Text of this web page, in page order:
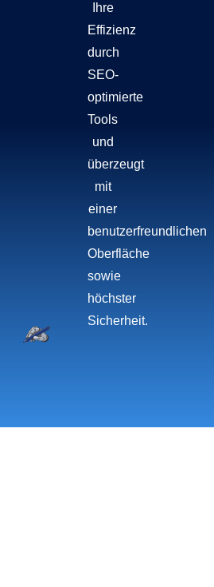
Ihre
Effizienz
durch
SEO-
optimierte
Tools
und
überzeugt
mit
einer
benutzerfreundlichen
Oberfläche
sowie
höchster
Sicherheit.